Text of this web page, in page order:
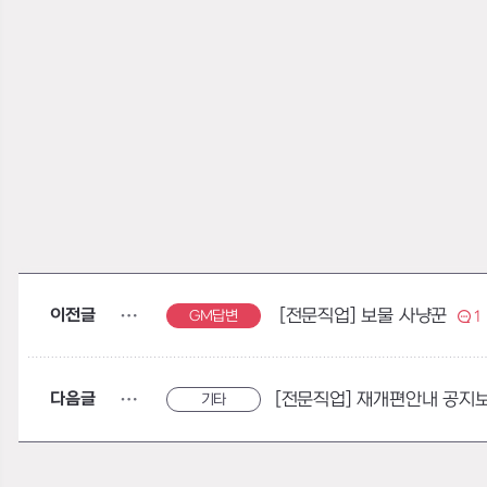
이전글 GM답변 [전문직업] 보물 사냥꾼 1
다음글 기타 [전문직업] 재개편안내 공지